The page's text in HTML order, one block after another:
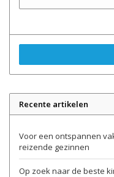
Recente artikelen
Voor een ontspannen
reizende gezinnen
Op zoek naar de beste